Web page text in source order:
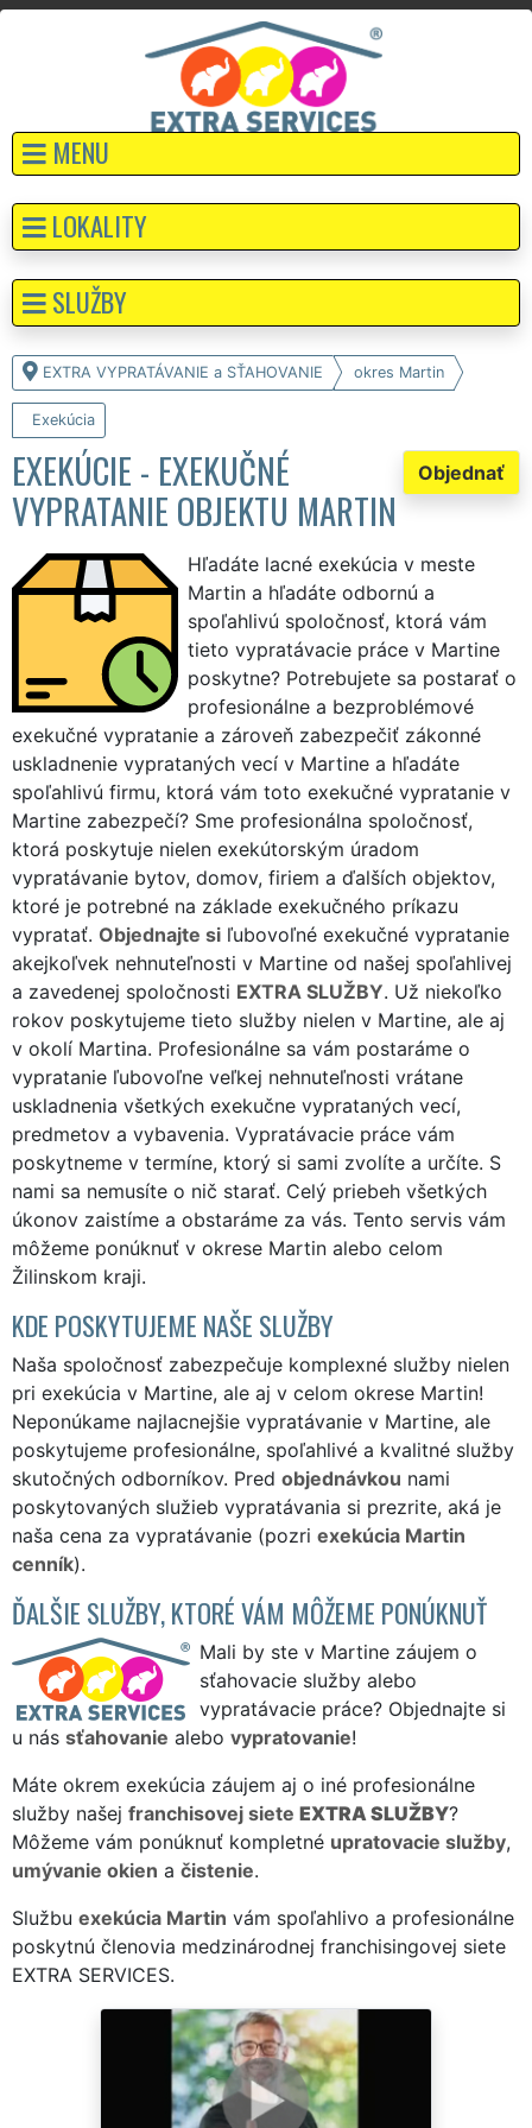
MENU
EXTRA VYPRATÁVANIE a SŤAHOVANIE okres Martin
Exekúcia
Objednať
EXEKÚCIE - EXEKUČNÉ
VYPRATANIE OBJEKTU MARTIN
Hľadáte lacné exekúcia v meste
Martin a hľadáte odbornú a
spoľahlivú spoločnosť, ktorá vám
tieto vypratávacie práce v Martine
poskytne? Potrebujete sa postarať o
profesionálne a bezproblémové
exekučné vypratanie a zároveň zabezpečiť zákonné
uskladnenie vyprataných vecí v Martine a hľadáte
spoľahlivú firmu, ktorá vám toto exekučné vypratanie v
Martine zabezpečí? Sme profesionálna spoločnosť,
ktorá poskytuje nielen exekútorským úradom
vypratávanie bytov, domov, firiem a ďalších objektov,
ktoré je potrebné na základe exekučného príkazu
vypratať. Objednajte si ľubovoľné exekučné vypratanie
akejkoľvek nehnuteľnosti v Martine od našej spoľahlivej
a zavedenej spoločnosti EXTRA SLUŽBY. Už niekoľko
rokov poskytujeme tieto služby nielen v Martine, ale aj
v okolí Martina. Profesionálne sa vám postaráme o
vypratanie ľubovoľne veľkej nehnuteľnosti vrátane
uskladnenia všetkých exekučne vyprataných vecí,
predmetov a vybavenia. Vypratávacie práce vám
poskytneme v termíne, ktorý si sami zvolíte a určíte. S
nami sa nemusíte o nič starať. Celý priebeh všetkých
úkonov zaistíme a obstaráme za vás. Tento servis vám
môžeme ponúknuť v okrese Martin alebo celom
Žilinskom kraji.
KDE POSKYTUJEME NAŠE SLUŽBY
Naša spoločnosť zabezpečuje komplexné služby nielen
pri exekúcia v Martine, ale aj v celom okrese Martin!
Neponúkame najlacnejšie vypratávanie v Martine, ale
poskytujeme profesionálne, spoľahlivé a kvalitné služby
skutočných odborníkov. Pred objednávkou nami
poskytovaných služieb vypratávania si prezrite, aká je
naša cena za vypratávanie (pozri exekúcia Martin
cenník).
ĎALŠIE SLUŽBY, KTORÉ VÁM MÔŽEME PONÚKNUŤ
Mali by ste v Martine záujem o
sťahovacie služby alebo
vypratávacie práce? Objednajte si
u nás sťahovanie alebo vypratovanie!
Máte okrem exekúcia záujem aj o iné profesionálne
služby našej franchisovej siete EXTRA SLUŽBY?
Môžeme vám ponúknuť kompletné upratovacie služby,
umývanie okien a čistenie.
Službu exekúcia Martin vám spoľahlivo a profesionálne
poskytnú členovia medzinárodnej franchisingovej siete
EXTRA SERVICES.
LOKALITY
SLUŽBY